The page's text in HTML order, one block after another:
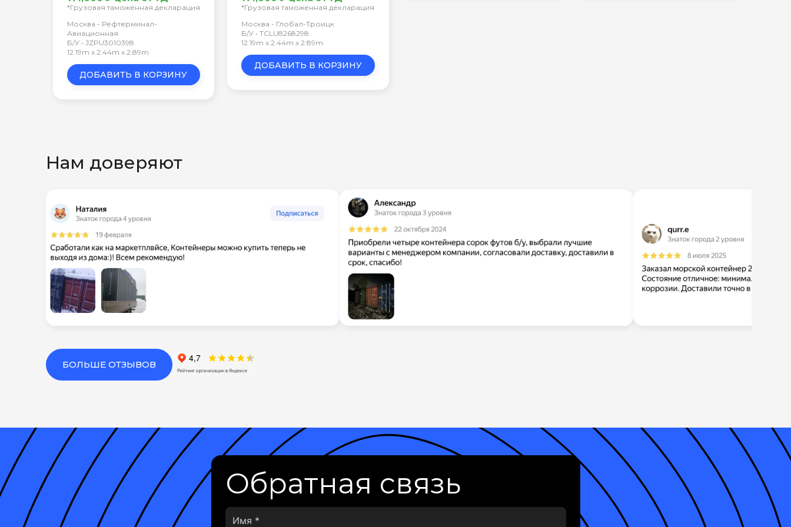
*Грузовая таможенная декларация
Москва - Рефтерминал-
Авиационная
Б/У • JZPU3010398
12.19m x 2.44m x 2.89m
ДОБАВИТЬ В КОРЗИНУ
*Грузовая таможенная декларация
Москва - Глобал-Троицк
Б/У • TCLU8268298
12.19m x 2.44m x 2.89m
ДОБАВИТЬ В КОРЗИНУ
Нам доверяют
БОЛЬШЕ ОТЗЫВОВ
Обратная связь